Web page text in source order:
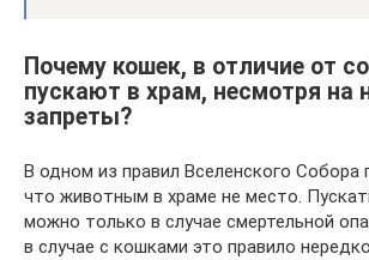
Почему кошек, в отличие от
пускают в храм, несмотря на
запреты?
В одном из правил Вселенского Собора
что животным в храме не место.
можно только в случае смертельной
в случае с кошками это правило